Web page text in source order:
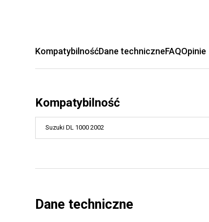
KompatybilnośćDane techniczneFAQOpinie
Kompatybilność
Suzuki DL 1000 2002
Dane techniczne